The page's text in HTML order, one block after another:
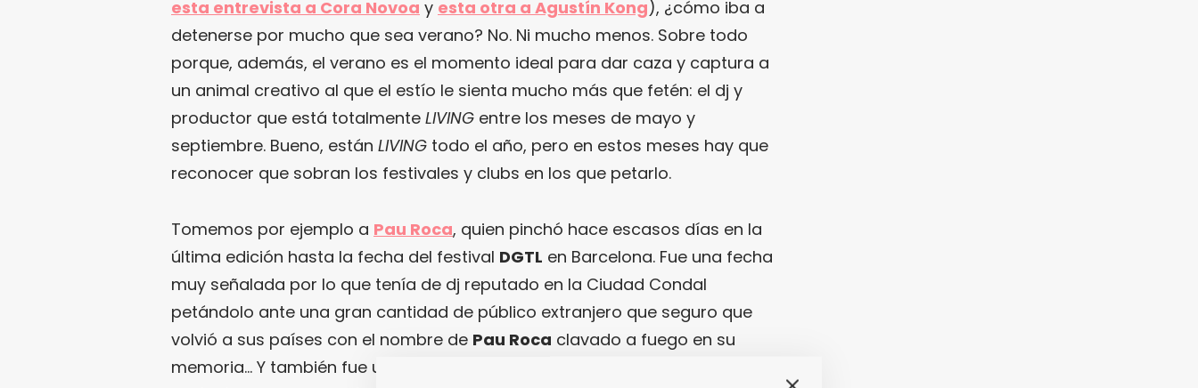
esta entrevista a Cora Novoa y esta otra a Agustín Kong), ¿cómo iba a
detenerse por mucho que sea verano? No. Ni mucho menos. Sobre todo
porque, además, el verano es el momento ideal para dar caza y captura a
un animal creativo al que el estío le sienta mucho más que fetén: el dj y
productor que está totalmente LIVING entre los meses de mayo y
septiembre. Bueno, están LIVING todo el año, pero en estos meses hay que
reconocer que sobran los festivales y clubs en los que petarlo.
Tomemos por ejemplo a Pau Roca, quien pinchó hace escasos días en la
última edición hasta la fecha del festival DGTL en Barcelona. Fue una fecha
muy señalada por lo que tenía de dj reputado en la Ciudad Condal
petándolo ante una gran cantidad de público extranjero que seguro que
volvió a sus países con el nombre de Pau Roca clavado a fuego en su
memoria… Y también fue una fecha muy señalada porque fue la excusa